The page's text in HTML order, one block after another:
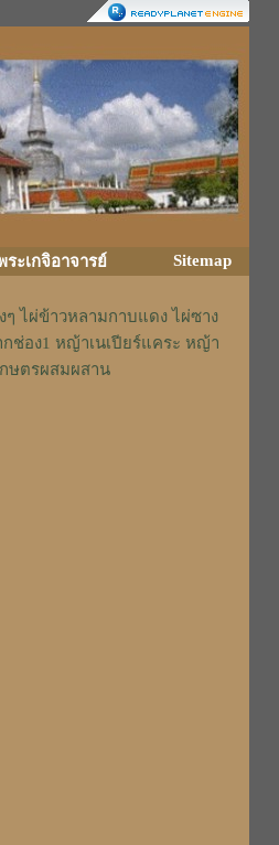
ระเกจิอาจารย์ Sitemap
ไผ่ข้าวหลามกาบแดง ไผ่ซาง
ช่อง1 หญ้าเนเปียร์แคระ หญ้า
กษตรผสมผสาน